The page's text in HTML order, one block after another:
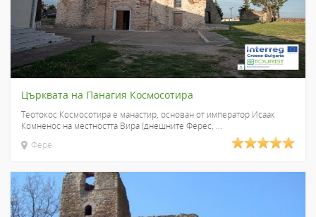
Църквата на Панагия Космосотира
Теотокос Космосотира е манастир, основан от император Исаак
Комненос на местността Вира (днешните Ферес, ...
Фере